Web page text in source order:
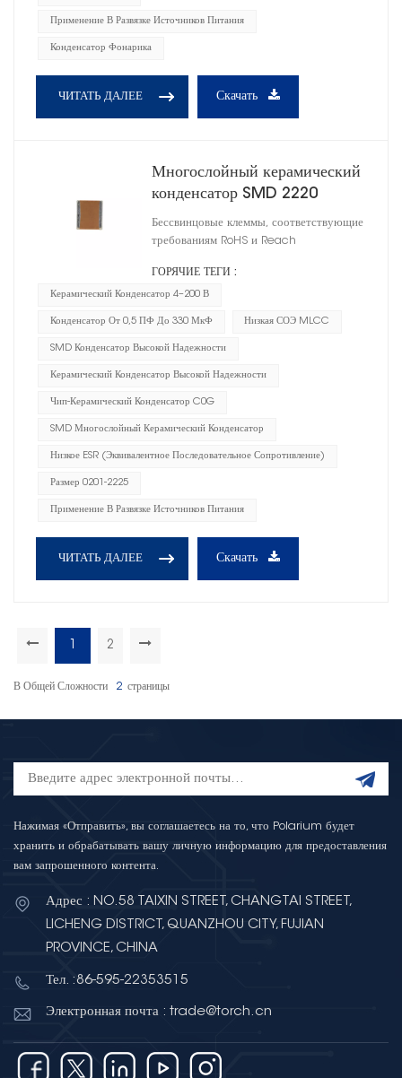
Применение В Развязке Источников Питания
Конденсатор Фонарика
ЧИТАТЬ ДАЛЕЕ Скачать
Многослойный керамический
конденсатор SMD 2220
Бессвинцовые клеммы, соответствующие
требованиям RoHS и Reach
ГОРЯЧИЕ ТЕГИ :
Керамический Конденсатор 4–200 В
Конденсатор От 0,5 ПФ До 330 МкФ Низкая СОЭ MLCC
SMD Конденсатор Высокой Надежности
Керамический Конденсатор Высокой Надежности
Чип-Керамический Конденсатор C0G
SMD Многослойный Керамический Конденсатор
Низкое ESR (эквивалентное Последовательное Сопротивление)
Размер 0201-2225
Применение В Развязке Источников Питания
ЧИТАТЬ ДАЛЕЕ Скачать
1 2
В Общей Сложности 2 Страницы
Нажимая «Отправить», вы соглашаетесь на то, что Polarium будет
хранить и обрабатывать вашу личную информацию для предоставления
вам запрошенного контента.
Адрес : NO.58 TAIXIN STREET, CHANGTAI STREET,
LICHENG DISTRICT, QUANZHOU CITY, FUJIAN
PROVINCE, CHINA
Тел. :86-595-22353515
Электронная почта : trade@torch.cn